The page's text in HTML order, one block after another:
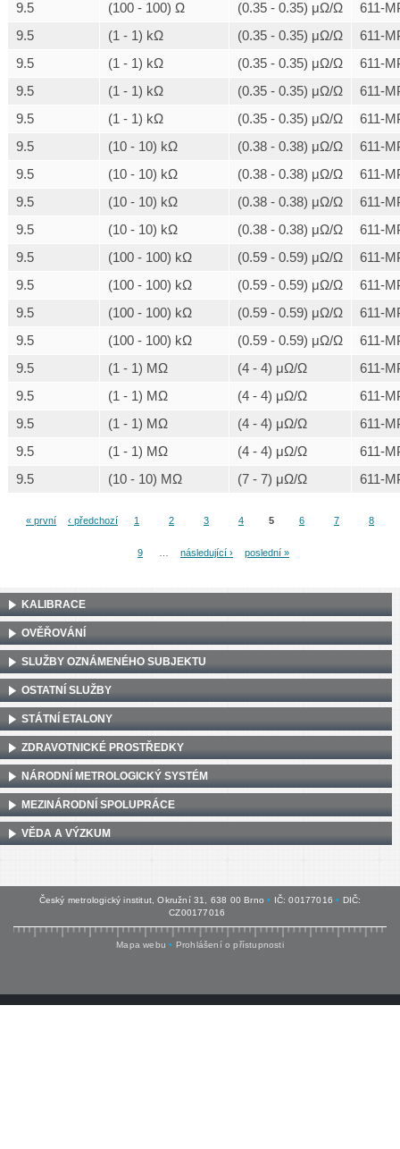
9.5
(100 - 100) Ω (0.35 - 0.35) μΩ/Ω
611-
9.5
(1 - 1) kΩ (0.35 - 0.35) μΩ/Ω
611-
9.5
(1 - 1) kΩ (0.35 - 0.35) μΩ/Ω
611-
9.5
(1 - 1) kΩ (0.35 - 0.35) μΩ/Ω
611-
9.5
(1 - 1) kΩ (0.35 - 0.35) μΩ/Ω
611-
9.5
(10 - 10) kΩ (0.38 - 0.38) μΩ/Ω
611-
9.5
(10 - 10) kΩ (0.38 - 0.38) μΩ/Ω
611-
9.5
(10 - 10) kΩ (0.38 - 0.38) μΩ/Ω
611-
9.5
(10 - 10) kΩ (0.38 - 0.38) μΩ/Ω
611-
9.5
(100 - 100) kΩ (0.59 - 0.59) μΩ/Ω
611-
9.5
(100 - 100) kΩ (0.59 - 0.59) μΩ/Ω
611-
9.5
(100 - 100) kΩ (0.59 - 0.59) μΩ/Ω
611-
9.5
(100 - 100) kΩ (0.59 - 0.59) μΩ/Ω
611-
9.5
(1 - 1) MΩ (4 - 4) μΩ/Ω
611-
9.5
(1 - 1) MΩ (4 - 4) μΩ/Ω
611-
9.5
(1 - 1) MΩ (4 - 4) μΩ/Ω
611-
9.5
(1 - 1) MΩ (4 - 4) μΩ/Ω
611-
9.5
(10 - 10) MΩ (7 - 7) μΩ/Ω 611-
Stránky
« první ‹ předchozí 1 2 3 4 5 6 7 8
9 následující › poslední »
KALIBRACE
OVĚŘOVÁNÍ
SLUŽBY OZNÁMENÉHO SUBJEKTU
OSTATNÍ SLUŽBY
STÁTNÍ ETALONY
ZDRAVOTNICKÉ PROSTŘEDKY
NÁRODNÍ METROLOGICKÝ SYSTÉM
MEZINÁRODNÍ SPOLUPRÁCE
VĚDA A VÝZKUM
Český metrologický institut, Okružní 31, 638 00 Brno • IČ: 00177016 • DIČ:
CZ00177016
Mapa webu • Prohlášení o přístupnosti